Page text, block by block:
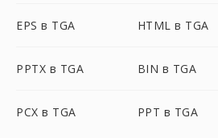
EPS в TGA HTML в TGA
PPTX в TGA BIN в TGA
PCX в TGA PPT в TGA